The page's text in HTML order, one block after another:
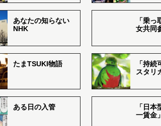
あなたの知らない
NHK
「乗
女共同
たまTSUKI物語
「持続
スタリ
ある日の入管
「日本
一賃金